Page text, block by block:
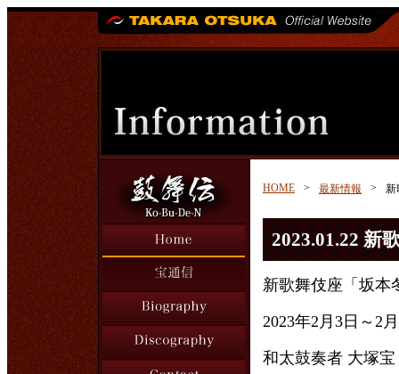
HOME > 最新情報 > 新
2023.01.22 新
新歌舞伎座「坂本
2023年2月3日～2
和太鼓奏者 大塚